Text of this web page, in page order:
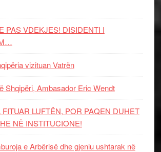
PAS VDEKJES! DISIDENTI I
vizituan Vatrën
Shqipëri, Ambasador Eric Wendt
FITUAR LUFTËN, POR PAQEN DUHET
NË INSTITUCIONE!
e Arbërisë dhe gjeniu ushtarak në